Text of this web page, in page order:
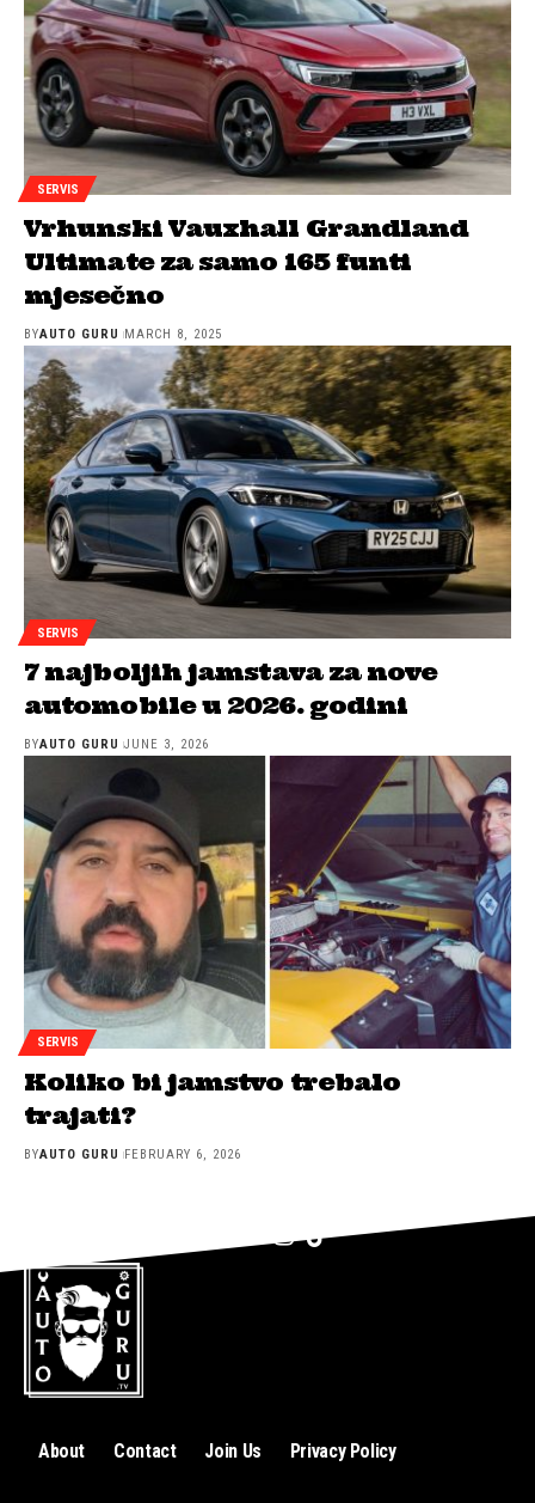
SERVIS
Vrhunski Vauxhall Grandland
Ultimate za samo 165 funti
mjesečno
BYAUTO GURU MARCH 8, 2025
SERVIS
7 najboljih jamstava za nove
automobile u 2026. godini
BYAUTO GURU JUNE 3, 2026
SERVIS
Koliko bi jamstvo trebalo
trajati?
BYAUTO GURU FEBRUARY 6, 2026
About Contact Join Us Privacy Policy